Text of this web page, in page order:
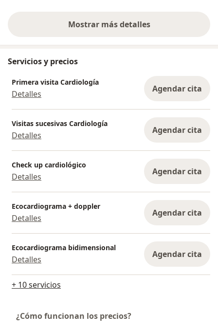
Mostrar más detalles
sobre la experiencia
Servicios y precios
Primera visita Cardiología
Detalles Agendar cita
Visitas sucesivas Cardiología
Detalles Agendar cita
Check up cardiológico
Detalles Agendar cita
Ecocardiograma + doppler
Detalles Agendar cita
Ecocardiograma bidimensional
Detalles Agendar cita
+ 10 servicios
¿Cómo funcionan los precios?